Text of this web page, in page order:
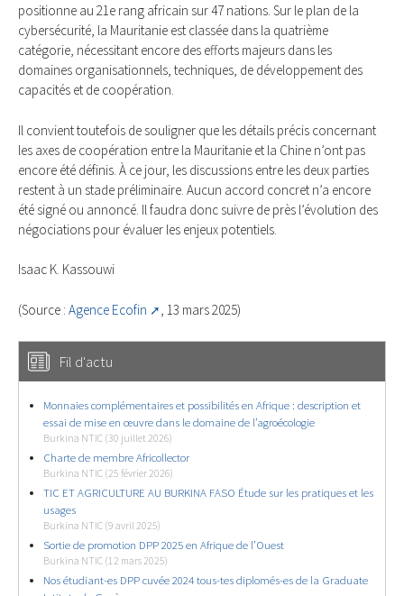
positionne au 21e rang africain sur 47 nations. Sur le plan de la
cybersécurité, la Mauritanie est classée dans la quatrième
catégorie, nécessitant encore des efforts majeurs dans les
domaines organisationnels, techniques, de développement des
capacités et de coopération.
Il convient toutefois de souligner que les détails précis concernant
les axes de coopération entre la Mauritanie et la Chine n’ont pas
encore été définis. À ce jour, les discussions entre les deux parties
restent à un stade préliminaire. Aucun accord concret n’a encore
été signé ou annoncé. Il faudra donc suivre de près l’évolution des
négociations pour évaluer les enjeux potentiels.
Isaac K. Kassouwi
(Source : Agence Ecofin , 13 mars 2025)
Fil d'actu
Monnaies complémentaires et possibilités en Afrique : description et
essai de mise en œuvre dans le domaine de l’agroécologie
Burkina NTIC (30 juillet 2026)
Charte de membre Africollector
Burkina NTIC (25 février 2026)
TIC ET AGRICULTURE AU BURKINA FASO Étude sur les pratiques et les
usages
Burkina NTIC (9 avril 2025)
Sortie de promotion DPP 2025 en Afrique de l’Ouest
Burkina NTIC (12 mars 2025)
Nos étudiant-es DPP cuvée 2024 tous-tes diplomés-es de la Graduate